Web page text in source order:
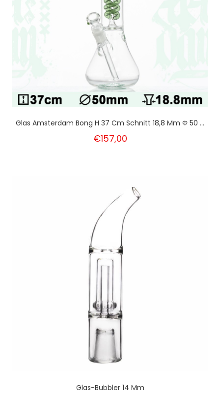
Glas Amsterdam Bong H 37 Cm Schnitt 18,8 Mm Φ 50 ...
€157,00
Glas-Bubbler 14 Mm